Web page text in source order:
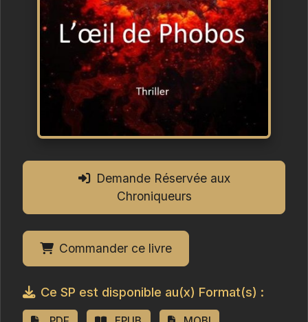
Demande Réservée aux
Chroniqueurs
Commander ce livre
Ce SP est disponible au(x) Format(s) :